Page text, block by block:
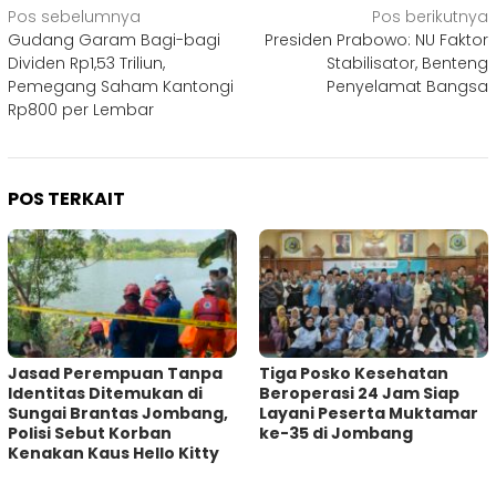
Navigasi
pos
Pos sebelumnya
Gudang Garam Bagi-bagi
Dividen Rp1,53 Triliun,
Pemegang Saham Kantongi
Rp800 per Lembar
Pos berikutnya
‎Presiden Prabowo: NU Faktor
Stabilisator, Benteng
Penyelamat Bangsa
POS TERKAIT
Jasad Perempuan Tanpa
Identitas Ditemukan di
Sungai Brantas Jombang,
Polisi Sebut Korban
Kenakan Kaus Hello Kitty
Tiga Posko Kesehatan
Beroperasi 24 Jam Siap
Layani Peserta Muktamar
ke-35 di Jombang